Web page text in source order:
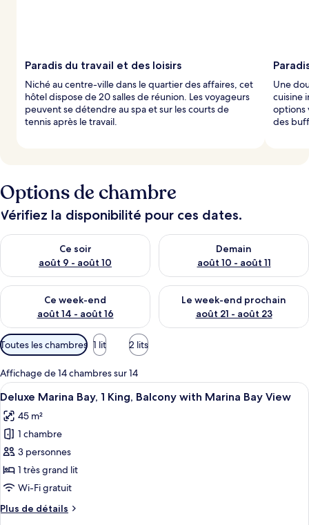
Paradis du travail et des loisirs
Niché au centre-ville dans le quartier des affaires, cet
hôtel dispose de 20 salles de réunion. Les voyageurs
peuvent se détendre au spa et sur les courts de
tennis après le travail.
Une
cuisine
options
des
Options de chambre
Vérifiez la disponibilité pour ces dates.
Ce soir
août 9 - août 10
Vérifier la disponibilité pour ce soir août 9 - août 10
Demain
août 10 - août 11
Vérifier la disponibilité pour
Ce week-end
août 14 - août 16
Vérifier la disponibilité pour ce week-end août 14 - août 16
Le week-end prochain
août 21 - août 23
Vérifier la disponibilité pour
Filtres
disponibles
pour
les
chambres
Toutes les chambres 1 lit 2 lits
Affichage de 14 chambres sur 14
Afficher
toutes
les
photos
pour
ce
type
chambre :
Deluxe Marina Bay, 1 King, Balcony
12
Deluxe Marina Bay, 1 King, Balcony with Marina Bay View
45 m²
1 chambre
3 personnes
1 très grand lit
Wi-Fi gratuit
Plus de détails
Plus